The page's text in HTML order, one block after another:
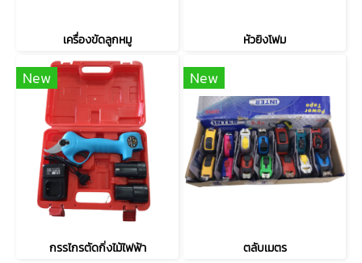
เครื่องขัดลูกหมู หัวยิงโฟม
New
กรรไกรตัดกิ่งไม้ไฟฟ้า
New
ตลับเมตร